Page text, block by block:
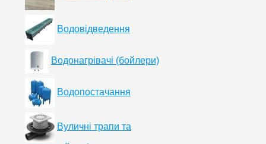
Водовідведення
Водонагрівачі (бойлери)
Водопостачання
Вуличні трапи та